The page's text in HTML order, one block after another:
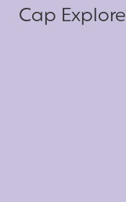
Cap